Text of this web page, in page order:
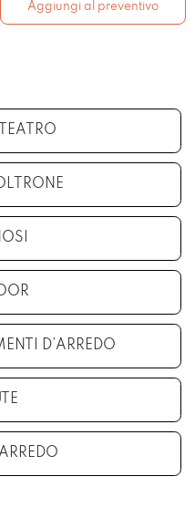
Aggiungi al preventivo
D’ARREDO